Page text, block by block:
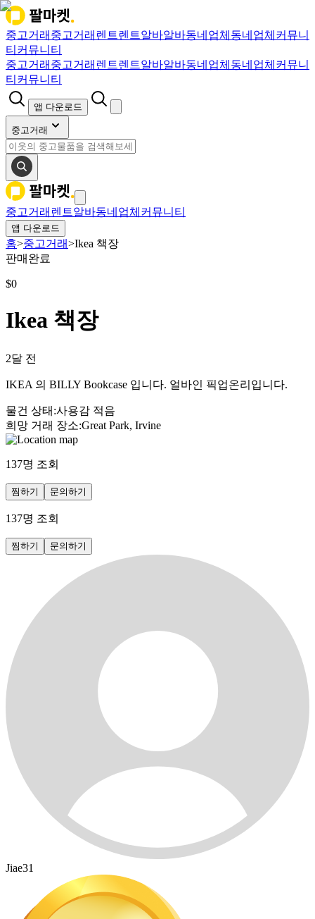
중고거래 중고거래 렌트렌트알바알바동네업체 동네업체 커뮤니
티 커뮤니티
중고거래 중고거래 렌트렌트알바알바동네업체 동네업체 커뮤니
티 커뮤니티
앱 다운로드
중고거래
중고거래 렌트알바동네업체 커뮤니티
앱 다운로드
홈>중고거래>Ikea 책장
판매완료
$0
Ikea 책장
2달 전
IKEA 의 BILLY Bookcase 입니다. 얼바인 픽업온리입니다.
물건 상태 :사용감 적음
희망 거래 장소:Great Park, Irvine
137명 조회
찜하기 문의하기
137명 조회
찜하기 문의하기
Jiae31